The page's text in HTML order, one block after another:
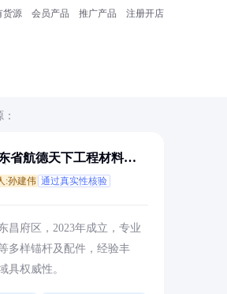
货源 会员产品 推广产品 注册开店
省航德天下工程材料有
:孙建伟 通过真实性核验
昌府区，2023年成立，专业
多样锚杆及配件，经验丰
具权威性。